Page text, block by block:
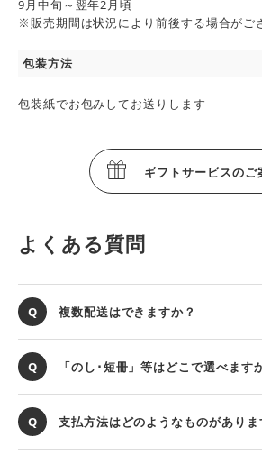
9月中旬～翌年2月頃
※販売期間は状況により前後する場合がご
包装方法
包装紙でお包みしてお送りします
ギフトサービスのご
よくある質問
複数配送はできますか？
「のし･短冊」等はどこで選べます
支払方法はどのようなものがありま